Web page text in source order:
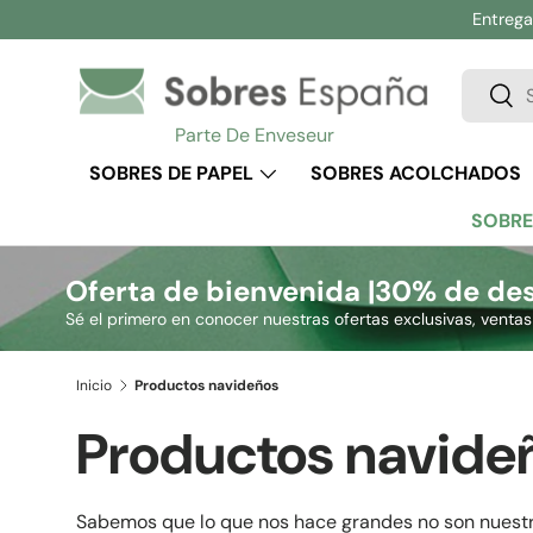
Ir al contenido
Parte De Enveseur
Buscar
SOBRES DE PAPEL SOBRES ACOLCHADOS
Oferta de bienvenida |30% de
Sé el primero en conocer nuestras ofertas exclusivas,
Inicio Productos navideños
Productos
Sabemos que lo que nos hace grandes no son